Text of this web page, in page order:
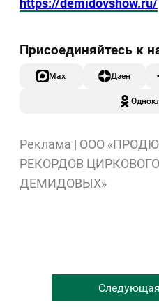
https://demidovshow.ru/
Max Дзен
Реклама | ООО
РЕКОРДОВ
ДЕМИДОВЫХ»